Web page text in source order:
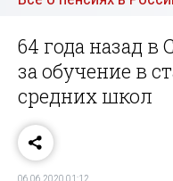
64 года назад
за обучение в
средних школ
06.06.2020 01:12